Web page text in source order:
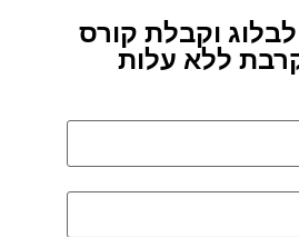
וקבלת קורס
ללא עלות